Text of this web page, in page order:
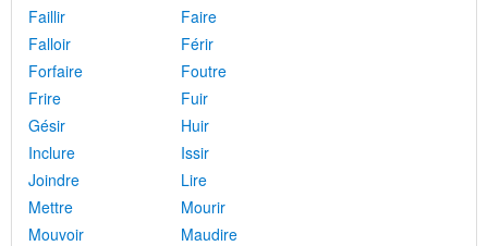
Faillir
Faire
Falloir
Férir
Forfaire
Foutre
Frire
Fuir
Gésir
Huir
Inclure
Issir
Joindre
Lire
Mettre
Mourir
Mouvoir
Maudire